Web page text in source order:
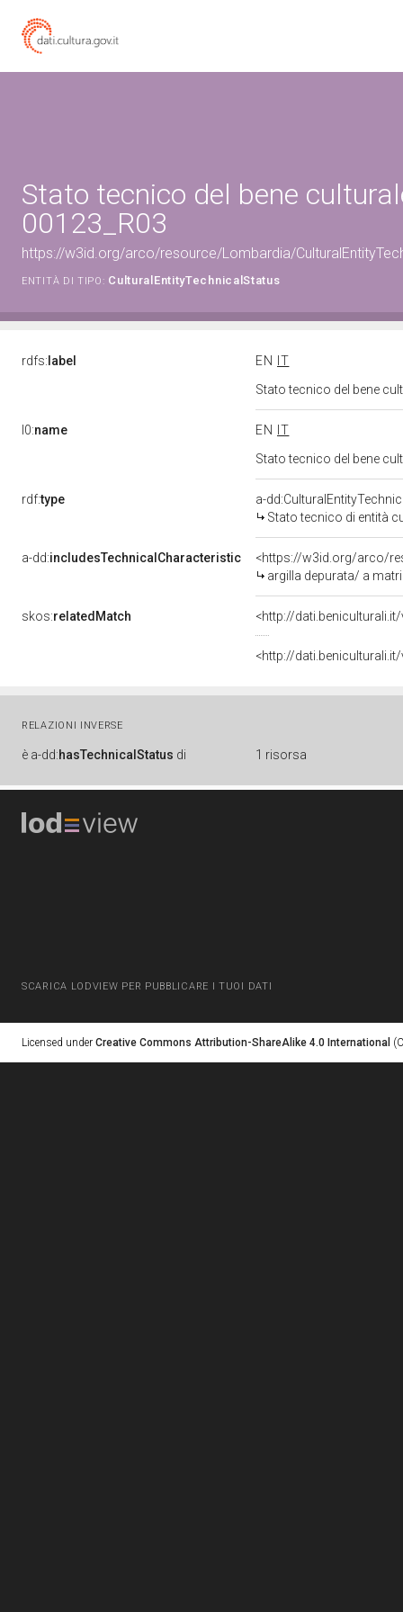
Stato tecnico del bene
00123_R03
https://w3id.org/arco/resource/Lombardia/
ENTITÀ DI TIPO: CulturalEntityTechnicalStatus
rdfs: label EN
IT
Stato tecnico del bene
l0:name EN
IT
Stato tecnico del bene
rdf:type
a-
Stato tecnico di entità
a-dd:includesTechnicalCharacteristic
<https://w3id.org/arco/
argilla depurata/ a
skos:relatedMatch <http://
<http://
RELAZIONI INVERSE
è a-dd:hasTechnicalStatus di 1 risorsa
SCARICA LODVIEW PER PUBBLICARE I TUOI DATI
Licensed under Creative Commons Attribution-ShareAlike 4.0 International